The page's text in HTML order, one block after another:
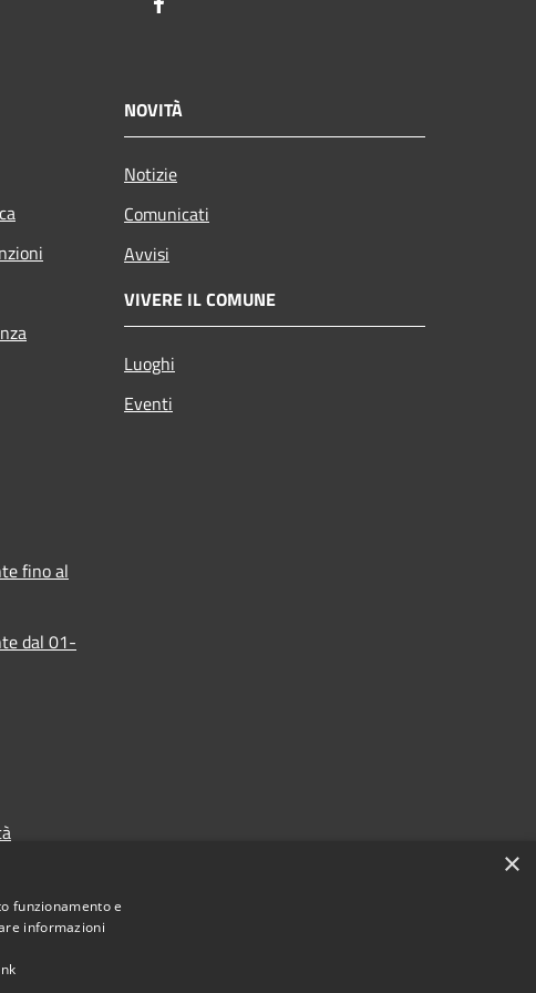
NOVITÀ
Notizie
Comunicati
Avvisi
VIVERE IL COMUNE
Luoghi
Eventi
fino al
dal 01-
×
funzionamento e
informazioni